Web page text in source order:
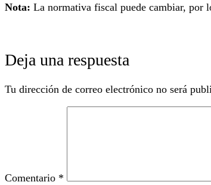
Nota: La normativa fiscal puede cambiar, por
Deja una respuesta
Tu dirección de correo electrónico no será
Comentario *